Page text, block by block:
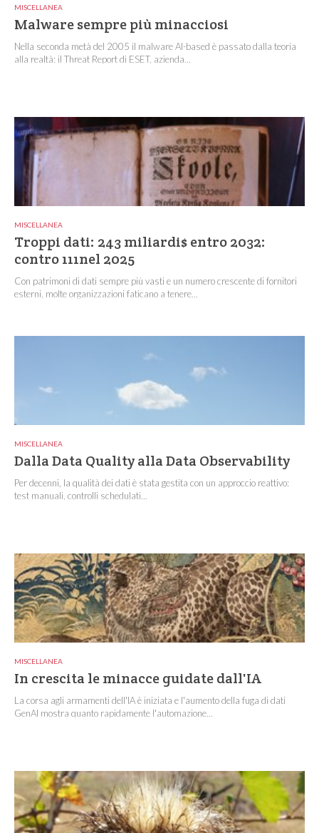
MISCELLANEA
Malware sempre più minacciosi
Nella seconda metà del 2005 il malware AI-based è passato dalla teoria
alla realtà: il Threat Report di ESET, azienda...
MISCELLANEA
Troppi dati: 243 miliardi$ entro 2032:
contro 111nel 2025
Con patrimoni di dati sempre più vasti e un numero crescente di fornitori
esterni, molte organizzazioni faticano a tenere...
MISCELLANEA
Dalla Data Quality alla Data Observability
Per decenni, la qualità dei dati è stata gestita con un approccio reattivo:
test manuali, controlli schedulati...
MISCELLANEA
In crescita le minacce guidate dall'IA
La corsa agli armamenti dell'IA è iniziata e l'aumento della fuga di dati
GenAI mostra quanto rapidamente l'automazione...